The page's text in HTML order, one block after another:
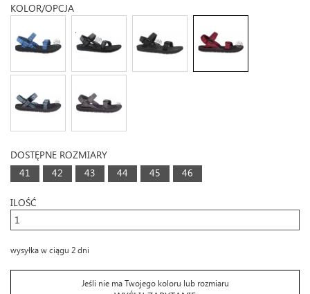
KOLOR/OPCJA
DOSTĘPNE ROZMIARY
41
42 43 44 45 46
ILOŚĆ
wysyłka w ciągu 2 dni
Jeśli nie ma Twojego koloru lub rozmiaru